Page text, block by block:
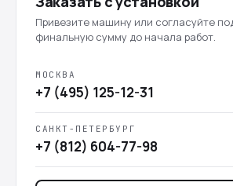
Привезите машину или согласуйте
финальную сумму до начала работ.
МОСКВА
+7 (495) 125-12-31
САНКТ-ПЕТЕРБУРГ
+7 (812) 604-77-98